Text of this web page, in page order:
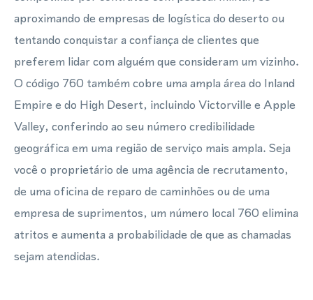
aproximando de empresas de logística do deserto ou
tentando conquistar a confiança de clientes que
preferem lidar com alguém que consideram um vizinho.
O código 760 também cobre uma ampla área do Inland
Empire e do High Desert, incluindo Victorville e Apple
Valley, conferindo ao seu número credibilidade
geográfica em uma região de serviço mais ampla. Seja
você o proprietário de uma agência de recrutamento,
de uma oficina de reparo de caminhões ou de uma
empresa de suprimentos, um número local 760 elimina
atritos e aumenta a probabilidade de que as chamadas
sejam atendidas.